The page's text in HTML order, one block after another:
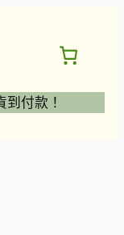
付款！